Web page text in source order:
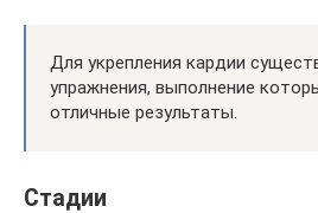
Для укрепления кардии
упражнения, выполнение
отличные результаты.
Стадии